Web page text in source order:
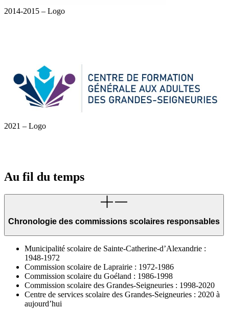
2014-2015 – Logo
2021 – Logo
Au fil du temps
Chronologie des commissions scolaires responsables
Municipalité scolaire de Sainte-Catherine-d’Alexandrie :
1948-1972
Commission scolaire de Laprairie : 1972-1986
Commission scolaire du Goéland : 1986-1998
Commission scolaire des Grandes-Seigneuries : 1998-2020
Centre de services scolaire des Grandes-Seigneuries : 2020 à
aujourd’hui